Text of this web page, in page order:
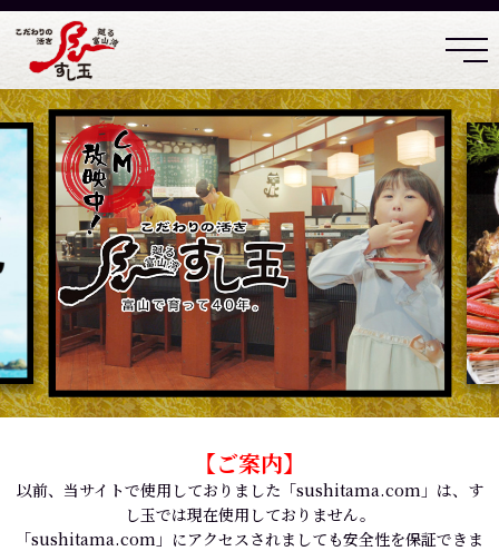
【ご案内】
以前、当サイトで使用しておりました「sushitama.com」は、す
し玉では現在使用しておりません。
「sushitama.com」にアクセスされましても安全性を保証できま